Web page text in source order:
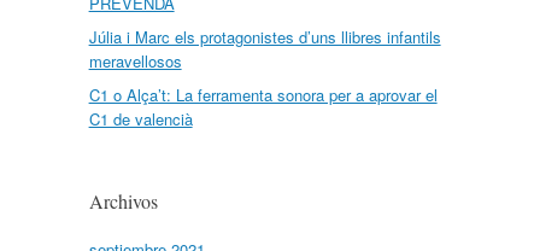
Júlia i Marc els protagonistes d’uns llibres infantils
meravellosos
C1 o Alça’t: La ferramenta sonora per a aprovar el
C1 de valencià
Archivos